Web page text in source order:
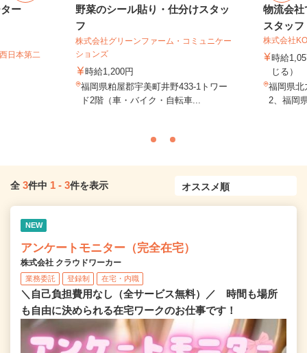
ー
日本第二
野菜のシール貼り・仕分けスタッ
フ
株式会社グリーンファーム・コミュニケー
ションズ
時給1,200円
福岡県粕屋郡宇美町井野433-1トワー
ド2階（車・バイク・自転車...
物流会社
スタッフ
株式会社
時給
じる）
福岡県北
2、福岡
全 3件中 1 - 3件を表示
NEW
アンケートモニター（完全在宅）
株式会社 クラウドワーカー
業務委託 登録制 在宅・内職
＼自己負担費用なし（全サービス無料）／ 時間も場所
も自由に決められる在宅ワークのお仕事です！